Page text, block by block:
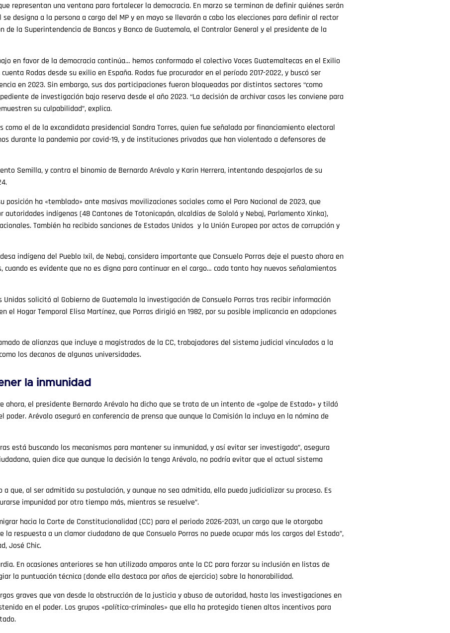
representan una ventana para fortalecer la democracia. En marzo se terminan de definir quiénes serán
designa a la persona a cargo del MP y en mayo se llevarán a cabo las elecciones para definir al rector
la Superintendencia de Bancos y Banco de Guatemala, el Contralor General y el presidente de la
en favor de la democracia continúa… hemos conformado el colectivo Voces Guatemaltecas en el Exilio
Rodas desde su exilio en España. Rodas fue procurador en el período 2017-2022, y buscó ser
en 2023. Sin embargo, sus dos participaciones fueron bloqueadas por distintos sectores “como
de investigación bajo reserva desde el año 2023. “La decisión de archivar casos les conviene para
su culpabilidad”, explica.
como el de la excandidata presidencial Sandra Torres, quien fue señalada por financiamiento electoral
durante la pandemia por covid-19, y de instituciones privadas que han violentado a defensores de
Semilla, y contra el binomio de Bernardo Arévalo y Karin Herrera, intentando despojarlos de su
ha «temblado» ante masivas movilizaciones sociales como el Paro Nacional de 2023, que
indígenas (48 Cantones de Totonicapán, alcaldías de Sololá y Nebaj, Parlamento Xinka),
También ha recibido sanciones de Estados Unidos y la Unión Europea por actos de corrupción y
indígena del Pueblo Ixil, de Nebaj, considera importante que Consuelo Porras deje el puesto ahora en
es evidente que no es digna para continuar en el cargo… cada tanto hay nuevos señalamientos
Unidas solicitó al Gobierno de Guatemala la investigación de Consuelo Porras tras recibir información
Hogar Temporal Elisa Martínez, que Porras dirigió en 1982, por su posible implicancia en adopciones
de alianzas que incluye a magistrados de la CC, trabajadores del sistema judicial vinculados a la
los decanos de algunas universidades.
la inmunidad
ahora, el presidente Bernardo Arévalo ha dicho que se trata de un intento de «golpe de Estado» y tildó
Arévalo aseguró en conferencia de prensa que aunque la Comisión la incluya en la nómina de
está buscando los mecanismos para mantener su inmunidad, y así evitar ser investigada”, asegura
quien dice que aunque la decisión la tenga Arévalo, no podría evitar que el actual sistema
a que, al ser admitida su postulación, y aunque no sea admitida, ella pueda judicializar su proceso. Es
impunidad por otro tiempo más, mientras se resuelve”.
hacia la Corte de Constitucionalidad (CC) para el periodo 2026-2031, un cargo que le otorgaba
respuesta a un clamor ciudadano de que Consuelo Porras no puede ocupar más los cargos del Estado”,
José Chic.
En ocasiones anteriores se han utilizado amparos ante la CC para forzar su inclusión en listas de
la puntuación técnica (donde ella destaca por años de ejercicio) sobre la honorabilidad.
graves que van desde la obstrucción de la justicia y abuso de autoridad, hasta las investigaciones en
en el poder. Los grupos «político-criminales» que ella ha protegido tienen altos incentivos para